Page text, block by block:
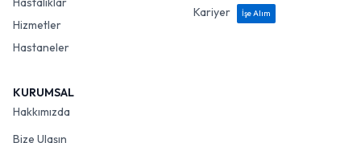
Hizmetler
Hastaneler
Kariyer
İşe Alım
KURUMSAL
Hakkımızda
Bize Ulaşın